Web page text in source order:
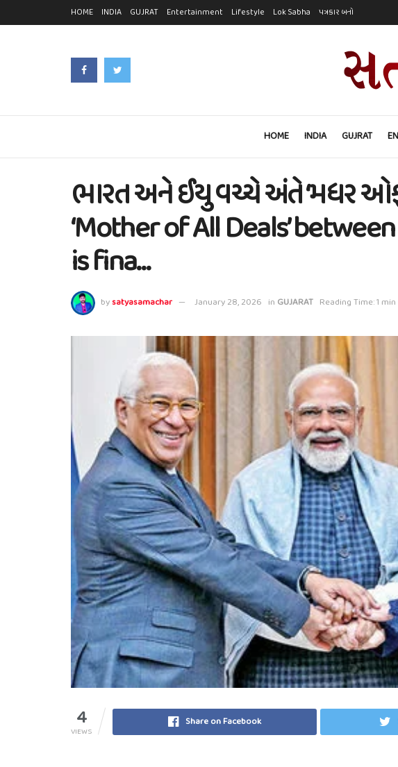
HOME INDIA GUJRAT Entertainment Lifestyle Lok Sabha પત્રકાર બનો
HOME INDIA GUJRAT
ભારત અને ઈયુ વચ્ચે અંતે ‘મધર
‘Mother of All Deals’
is fina…
bysatyasamachar January 28, 2026 in GUJARAT Reading Time: 1
4
VIEWS
Share on Facebook